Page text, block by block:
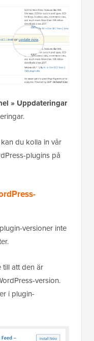
» Uppdateringar
du kolla in vår
plugins på
versioner inte
till att den är
version.
i plugin-